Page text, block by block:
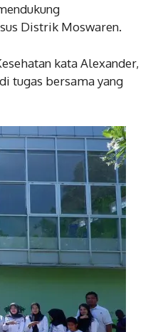
Distrik Moswaren.
kata Alexander,
tugas bersama yang